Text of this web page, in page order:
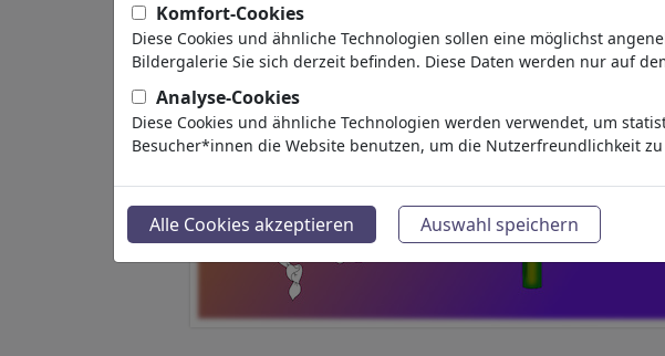
Komfort-Cookies
Diese Cookies und ähnliche Technologien sollen eine möglichst
Bildergalerie Sie sich derzeit befinden. Diese Daten werden nur auf
Analyse-Cookies
Diese Cookies und ähnliche Technologien werden verwendet, um
Besucher*innen die Website benutzen, um die Nutzerfreundlichkeit
Alle Cookies akzeptieren Auswahl speichern